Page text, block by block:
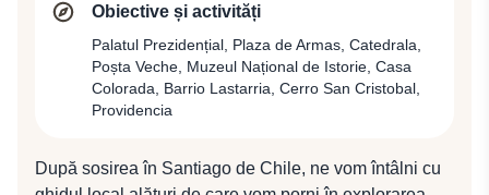
Obiective și activități
Palatul Prezidențial, Plaza de Armas, Catedrala,
Poșta Veche, Muzeul Național de Istorie, Casa
Colorada, Barrio Lastarria, Cerro San Cristobal,
Providencia
După sosirea în Santiago de Chile, ne vom întâlni cu